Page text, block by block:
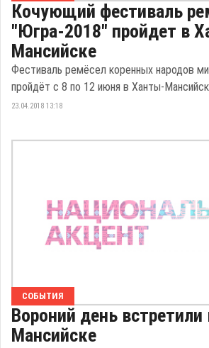
Кочующий фестиваль
"Югра-2018" пройдет в
Мансийске
Фестиваль ремёсел коренных народов
пройдёт с 8 по 12 июня в Ханты-
23.04.2018 13:18
СОБЫТИЯ
Вороний день
Мансийске